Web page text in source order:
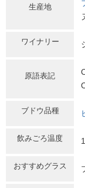
生産地
ワイナリー
原語表記
ブドウ品種
飲みごろ温度
おすすめグラス